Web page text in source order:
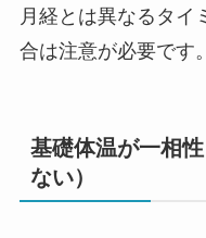
月経とは異なるタイ
合は注意が必要です。
基礎体温が一相
ない）